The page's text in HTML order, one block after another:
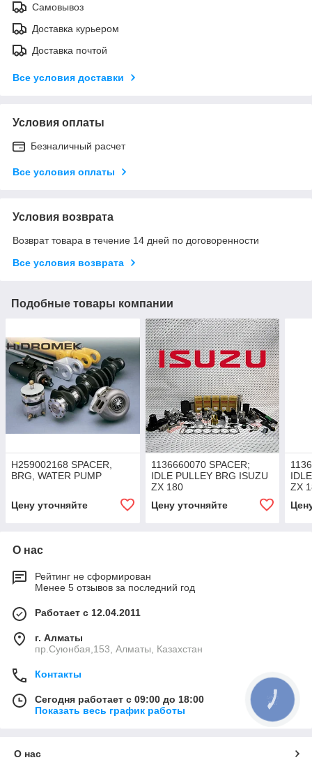
Самовывоз
Доставка курьером
Доставка почтой
Все условия доставки
Условия оплаты
Безналичный расчет
Все условия оплаты
Условия возврата
Возврат товара в течение 14 дней по договоренности
Все условия возврата
Подобные товары компании
H259002168 SPACER,
BRG, WATER PUMP
Цену уточняйте
1136660070 SPACER;
IDLE PULLEY BRG ISUZU
ZX 180
Цену уточняйте
ZX
О нас
Рейтинг не сформирован
Менее 5 отзывов за последний год
Работает с 12.04.2011
г. Алматы
пр.Суюнбая,153, Алматы, Казахстан
Контакты
Сегодня работает с 09:00 до 18:00
Показать весь график работы
О нас
КНОПКА
СВЯЗИ